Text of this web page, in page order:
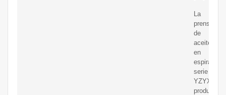
La
prensa
de
aceite
en
espiral
serie
producida